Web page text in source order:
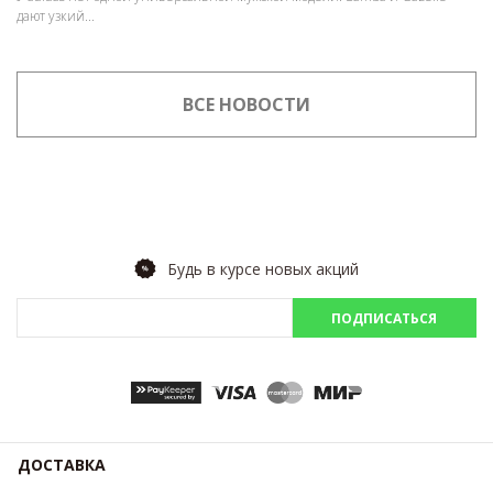
дают узкий...
ВСЕ НОВОСТИ
Будь в курсе новых акций
ПОДПИСАТЬСЯ
ДОСТАВКА